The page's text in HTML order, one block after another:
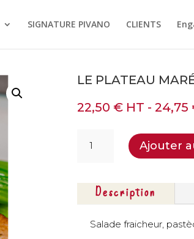
SIGNATURE PIVANO CLIENTS
LE PLATEAU
22,50 € HT -24,75
Marée
Ajouter
Description
Salade fraicheur,